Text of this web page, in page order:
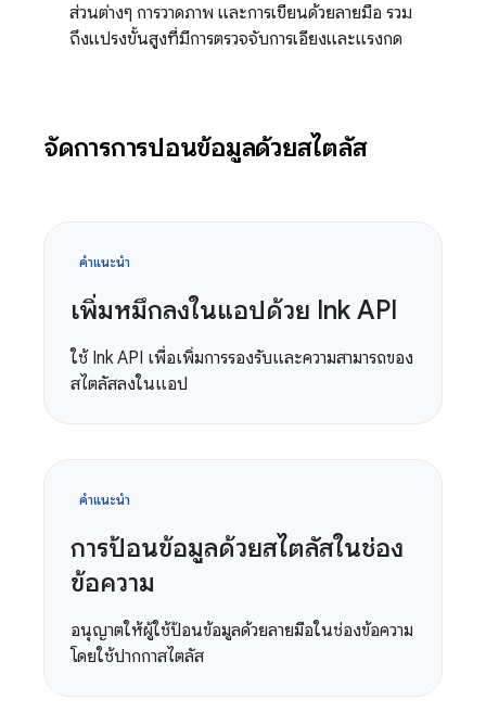
ส่วนต่างๆ การวาดภาพ และการเขียนด้วยลายมือ รวม
ถึงแปรงขั้นสูงที่มีการตรวจจับการเอียงและแรงกด
จัดการการป้อนข้อมูลด้วยสไตลัส
คำแนะนำ
เพิ่มหมึกลงในแอปด้วย Ink API
ใช้ Ink API เพื่อเพิ่มการรองรับและความสามารถของ
สไตลัสลงในแอป
คำแนะนำ
การป้อนข้อมูลด้วยสไตลัสในช่อง
ข้อความ
อนุญาตให้ผู้ใช้ป้อนข้อมูลด้วยลายมือในช่องข้อความ
โดยใช้ปากกาสไตลัส